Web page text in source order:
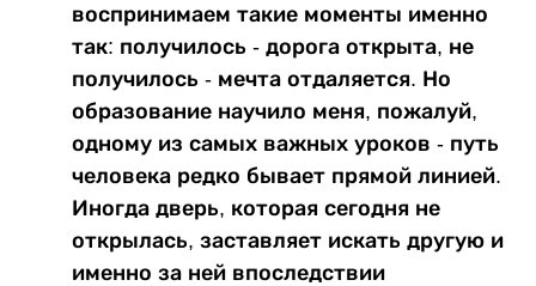
воспринимаем такие моменты именно
так: получилось - дорога открыта, не
получилось - мечта отдаляется. Но
образование научило меня, пожалуй,
одному из самых важных уроков - путь
человека редко бывает прямой линией.
Иногда дверь, которая сегодня не
открылась, заставляет искать другую и
именно за ней впоследствии